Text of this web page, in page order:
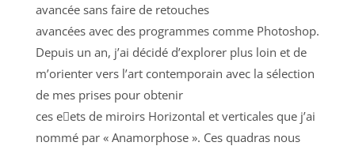
avancée sans faire de retouches
avancées avec des programmes comme Photoshop.
Depuis un an, j’ai décidé d’explorer plus loin et de
m’orienter vers l’art contemporain avec la sélection
de mes prises pour obtenir
ces e􀆯ets de miroirs Horizontal et verticales que j’ai
nommé par « Anamorphose ». Ces quadras nous